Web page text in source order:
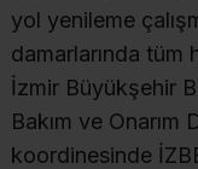
yol yenileme
damarlarında tüm
İzmir Büyükşehir
Bakım ve Onarım
koordinesinde